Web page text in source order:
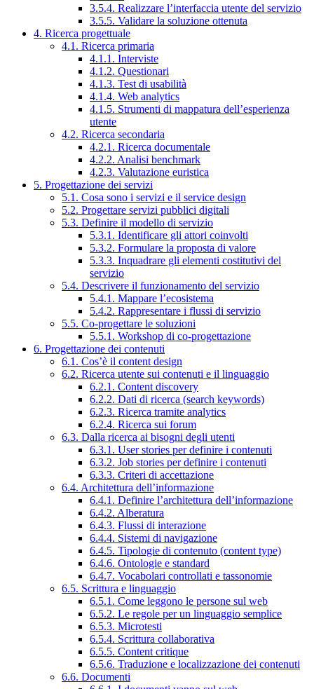
3.5.4. Realizzare l’interfaccia utente del servizio
3.5.5. Validare la soluzione ottenuta
4. Ricerca progettuale
4.1. Ricerca primaria
4.1.1. Interviste
4.1.2. Questionari
4.1.3. Test di usabilità
4.1.4. Web analytics
4.1.5. Strumenti di mappatura dell’esperienza
utente
4.2. Ricerca secondaria
4.2.1. Ricerca documentale
4.2.2. Analisi benchmark
4.2.3. Valutazione euristica
5. Progettazione dei servizi
5.1. Cosa sono i servizi e il service design
5.2. Progettare servizi pubblici digitali
5.3. Definire il modello di servizio
5.3.1. Identificare gli attori coinvolti
5.3.2. Formulare la proposta di valore
5.3.3. Inquadrare gli elementi costitutivi del
servizio
5.4. Descrivere il funzionamento del servizio
5.4.1. Mappare l’ecosistema
5.4.2. Rappresentare i flussi di servizio
5.5. Co-progettare le soluzioni
5.5.1. Workshop di co-progettazione
6. Progettazione dei contenuti
6.1. Cos’è il content design
6.2. Ricerca utente sui contenuti e il linguaggio
6.2.1. Content discovery
6.2.2. Dati di ricerca (search keywords)
6.2.3. Ricerca tramite analytics
6.2.4. Ricerca sui forum
6.3. Dalla ricerca ai bisogni degli utenti
6.3.1. User stories per definire i contenuti
6.3.2. Job stories per definire i contenuti
6.3.3. Criteri di accettazione
6.4. Architettura dell’informazione
6.4.1. Definire l’architettura dell’informazione
6.4.2. Alberatura
6.4.3. Flussi di interazione
6.4.4. Sistemi di navigazione
6.4.5. Tipologie di contenuto (content type)
6.4.6. Ontologie e standard
6.4.7. Vocabolari controllati e tassonomie
6.5. Scrittura e linguaggio
6.5.1. Come leggono le persone sul web
6.5.2. Le regole per un linguaggio semplice
6.5.3. Microtesti
6.5.4. Scrittura collaborativa
6.5.5. Content critique
6.5.6. Traduzione e localizzazione dei contenuti
6.6. Documenti